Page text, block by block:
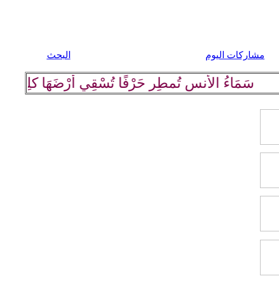
مشاركات اليوم البحث
سَمَاءُ الأُنسِ تُمطِر حَرْفًا تُسْقِي أرْضَهَا كلِمة